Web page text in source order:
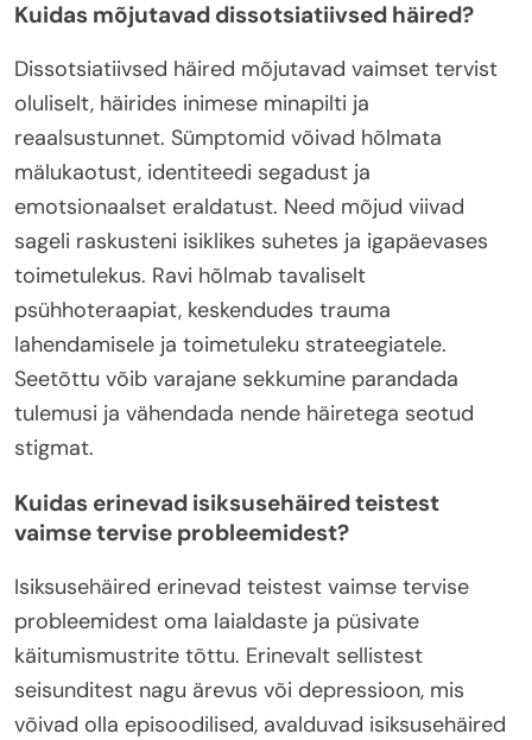
Kuidas mõjutavad dissotsiatiivsed häired?
Dissotsiatiivsed häired mõjutavad vaimset tervist
oluliselt, häirides inimese minapilti ja
reaalsustunnet. Sümptomid võivad hõlmata
mälukaotust, identiteedi segadust ja
emotsionaalset eraldatust. Need mõjud viivad
sageli raskusteni isiklikes suhetes ja igapäevases
toimetulekus. Ravi hõlmab tavaliselt
psühhoteraapiat, keskendudes trauma
lahendamisele ja toimetuleku strateegiatele.
Seetõttu võib varajane sekkumine parandada
tulemusi ja vähendada nende häiretega seotud
stigmat.
Kuidas erinevad isiksusehäired teistest
vaimse tervise probleemidest?
Isiksusehäired erinevad teistest vaimse tervise
probleemidest oma laialdaste ja püsivate
käitumismustrite tõttu. Erinevalt sellistest
seisunditest nagu ärevus või depressioon, mis
võivad olla episoodilised, avalduvad isiksusehäired